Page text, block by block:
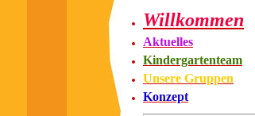
Willkommen
Aktuelles
Kindergartenteam
Unsere Gruppen
Konzept